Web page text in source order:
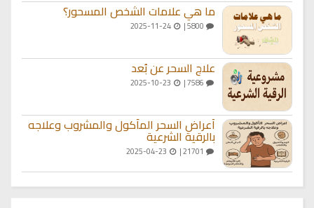
ما هي علامات الشخص المسحور؟
2025-11-24
علاج السحر عن بُعد
أعراض السحر المأكول والمشروب وعلاجه
بالرقية الشرعية